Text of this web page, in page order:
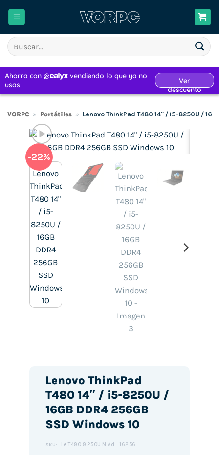
Buscar
por:
VORPC » Portátiles » Lenovo ThinkPad T480 14″ / i5-8250U /
-22%
Lenovo ThinkPad
T480 14″ / i5-8250U /
16GB DDR4 256GB
SSD Windows 10
SKU: Le.T480.8250U.N.Ad_16256